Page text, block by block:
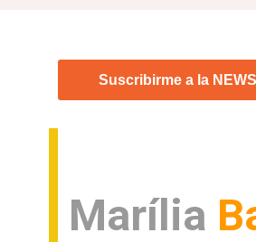
Suscribirme a la
Marília